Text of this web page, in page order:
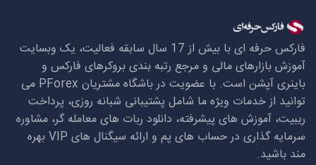
فارکس حرفه ای با بیش از 17 سال سابقه فعالیت، یک وبسایت
آموزش بازارهای مالی و مرجع رتبه بندی بروکرهای فارکس و
باینری آپشن است. با عضویت در باشگاه مشتریان PForex می
توانید از خدمات ویژه ما شامل پشتیبانی شبانه روزی، پرداخت
ریبیت، آموزش های پیشرفته، دانلود ربات های معامله گر، مشاوره
سرمایه گذاری در حساب های پم و ارائه سیگنال های VIPبهره
مند باشید.